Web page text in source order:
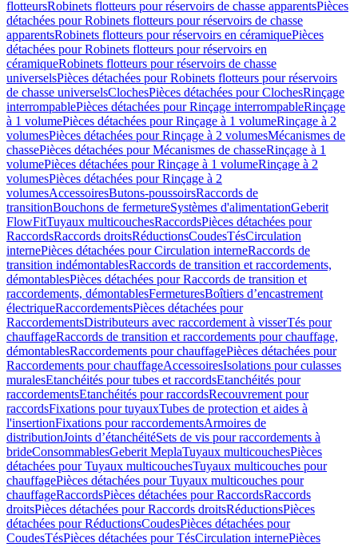
flotteursRobinets flotteurs pour réservoirs de chasse apparentsPièces
détachées pour Robinets flotteurs pour réservoirs de chasse
apparentsRobinets flotteurs pour réservoirs en céramiquePièces
détachées pour Robinets flotteurs pour réservoirs en
céramiqueRobinets flotteurs pour réservoirs de chasse
universelsPièces détachées pour Robinets flotteurs pour réservoirs
de chasse universelsClochesPièces détachées pour ClochesRinçage
interrompablePièces détachées pour Rinçage interrompableRinçage
à 1 volumePièces détachées pour Rinçage à 1 volumeRinçage à 2
volumesPièces détachées pour Rinçage à 2 volumesMécanismes de
chassePièces détachées pour Mécanismes de chasseRinçage à 1
volumePièces détachées pour Rinçage à 1 volumeRinçage à 2
volumesPièces détachées pour Rinçage à 2
volumesAccessoiresButons-poussoirsRaccords de
transitionBouchons de fermetureSystèmes d'alimentationGeberit
FlowFitTuyaux multicouchesRaccordsPièces détachées pour
RaccordsRaccords droitsRéductionsCoudesTésCirculation
internePièces détachées pour Circulation interneRaccords de
transition indémontablesRaccords de transition et raccordements,
démontablesPièces détachées pour Raccords de transition et
raccordements, démontablesFermeturesBoîtiers d’encastrement
électriqueRaccordementsPièces détachées pour
RaccordementsDistributeurs avec raccordement à visserTés pour
chauffageRaccords de transition et raccordements pour chauffage,
démontablesRaccordements pour chauffagePièces détachées pour
Raccordements pour chauffageAccessoiresIsolations pour culasses
muralesEtanchéités pour tubes et raccordsEtanchéités pour
raccordementsEtanchéités pour raccordsRecouvrement pour
raccordsFixations pour tuyauxTubes de protection et aides à
l'insertionFixations pour raccordementsArmoires de
distributionJoints d’étanchéitéSets de vis pour raccordements à
brideConsommablesGeberit MeplaTuyaux multicouchesPièces
détachées pour Tuyaux multicouchesTuyaux multicouches pour
chauffagePièces détachées pour Tuyaux multicouches pour
chauffageRaccordsPièces détachées pour RaccordsRaccords
droitsPièces détachées pour Raccords droitsRéductionsPièces
détachées pour RéductionsCoudesPièces détachées pour
CoudesTésPièces détachées pour TésCirculation internePièces